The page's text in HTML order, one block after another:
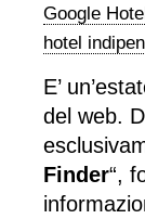
Google
hotel
E’
del web.
Finder“,